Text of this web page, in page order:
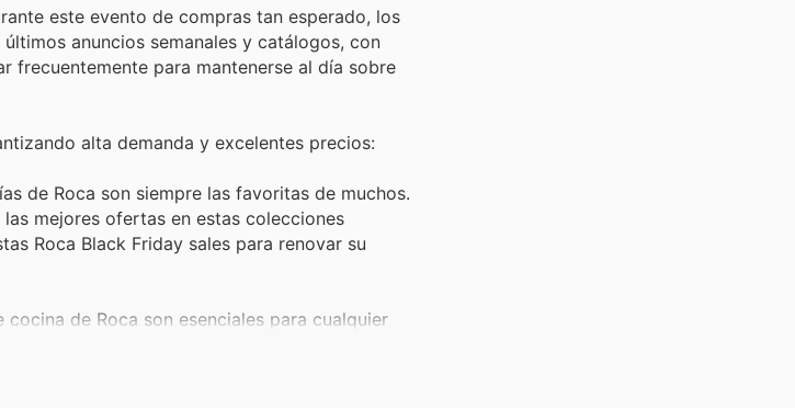
este evento de compras tan esperado, los
anuncios semanales y catálogos, con
frecuentemente para mantenerse al día sobre
alta demanda y excelentes precios:
de Roca son siempre las favoritas de muchos.
mejores ofertas en estas colecciones
Roca Black Friday sales para renovar su
de Roca son esenciales para cualquier
de adquirir estos prácticos aliados para su